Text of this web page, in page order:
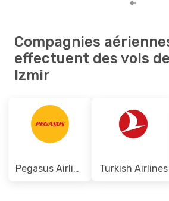
Compagnies
effectuent des vols
Izmir
Pegasus Airlines Turkish Airlines